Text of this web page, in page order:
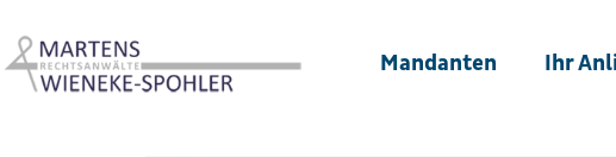
Mandanten Ihr